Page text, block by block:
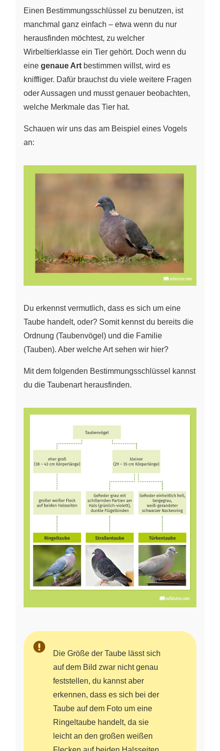
Einen Bestimmungsschlüssel zu benutzen, ist
manchmal ganz einfach – etwa wenn du nur
herausfinden möchtest, zu welcher
Wirbeltierklasse ein Tier gehört. Doch wenn du
eine genaue Art bestimmen willst, wird es
kniffliger. Dafür brauchst du viele weitere Fragen
oder Aussagen und musst genauer beobachten,
welche Merkmale das Tier hat.
Schauen wir uns das am Beispiel eines Vogels
an:
Du erkennst vermutlich, dass es sich um eine
Taube handelt, oder? Somit kennst du bereits die
Ordnung (Taubenvögel) und die Familie
(Tauben). Aber welche Art sehen wir hier?
Mit dem folgenden Bestimmungsschlüssel kannst
du die Taubenart herausfinden.
Die Größe der Taube lässt sich
auf dem Bild zwar nicht genau
feststellen, du kannst aber
erkennen, dass es sich bei der
Taube auf dem Foto um eine
Ringeltaube handelt, da sie
leicht an den großen weißen